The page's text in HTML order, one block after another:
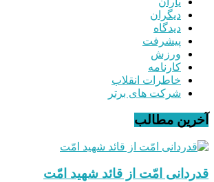
دیگران
دیدگاه
پیشرفت
ورزش
کارنامه
خاطرات انقلاب
شرکت های برتر
آخرین مطالب
قدردانی امّت از قائد شهید امّت